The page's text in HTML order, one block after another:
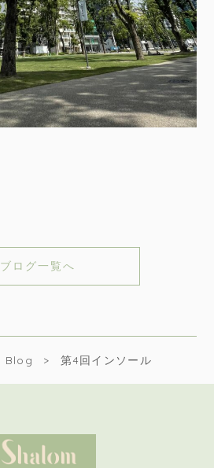
ブログ一覧へ
Blog 第4回インソール